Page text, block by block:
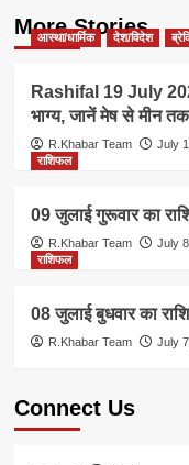
More Stories
आस्था/धार्मिक देश/विदेश
Rashifal 19 July
भाग्य, जानें मेष से मीन
R.Khabar Team
July
राशिफल
09 जुलाई गुरूवार का
R.Khabar Team
July
राशिफल
08 जुलाई बुधवार का
R.Khabar Team July
Connect Us